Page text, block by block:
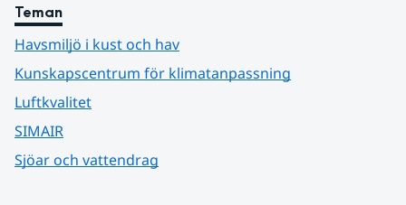
Teman
Havsmiljö i kust och hav
Kunskapscentrum för klimatanpassning
Luftkvalitet
SIMAIR
Sjöar och vattendrag